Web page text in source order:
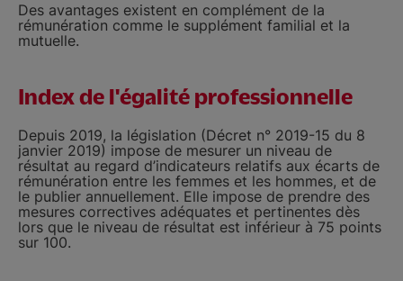
Des avantages existent en complément de la
rémunération comme le supplément familial et la
mutuelle.
Index de l'égalité professionnelle
Depuis 2019, la législation (Décret n° 2019-15 du 8
janvier 2019) impose de mesurer un niveau de
résultat au regard d’indicateurs relatifs aux écarts de
rémunération entre les femmes et les hommes, et de
le publier annuellement. Elle impose de prendre des
mesures correctives adéquates et pertinentes dès
lors que le niveau de résultat est inférieur à 75 points
sur 100.